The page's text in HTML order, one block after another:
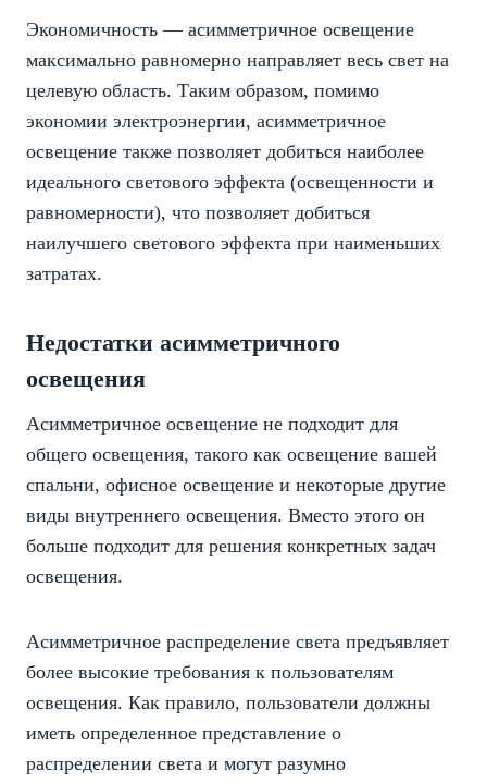
Экономичность — асимметричное освещение
максимально равномерно направляет весь свет на
целевую область. Таким образом, помимо
экономии электроэнергии, асимметричное
освещение также позволяет добиться наиболее
идеального светового эффекта (освещенности и
равномерности), что позволяет добиться
наилучшего светового эффекта при наименьших
затратах.
Недостатки асимметричного
освещения
Асимметричное освещение не подходит для
общего освещения, такого как освещение вашей
спальни, офисное освещение и некоторые другие
виды внутреннего освещения. Вместо этого он
больше подходит для решения конкретных задач
освещения.
Асимметричное распределение света предъявляет
более высокие требования к пользователям
освещения. Как правило, пользователи должны
иметь определенное представление о
распределении света и могут разумно